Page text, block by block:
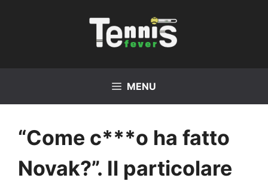
MENU
“Come c***o ha fatto
Novak?”. Il particolare